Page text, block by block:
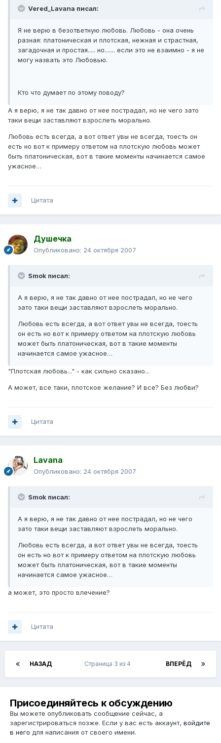
Vered_Lavana писал:
Я не верю в безответную любовь. Любовь - она очень
разная: платоническая и плотская, нежная и страстная,
загадочная и простая..... но....... если это не взаимно - я не
могу назвать это Любовью.
Кто что думает по этому поводу?
А я верю, я не так давно от нее пострадал, но не чего зато
таки вещи заставляют взрослеть морально.
Любовь есть всегда, а вот ответ увы не всегда, тоесть он
есть но вот к примеру ответом на плотскую любовь может
быть платоническая, вот в такие моменты начинается самое
ужасное…
Цитата
Душечка
Опубликовано: 24 октября 2007
Smok писал:
А я верю, я не так давно от нее пострадал, но не чего
зато таки вещи заставляют взрослеть морально.
Любовь есть всегда, а вот ответ увы не всегда, тоесть
он есть но вот к примеру ответом на плотскую любовь
может быть платоническая, вот в такие моменты
начинается самое ужасное…
"Плотская любовь..." - как сильно сказано...
А может, все таки, плотское желание? И все? Без любви?
Цитата
Lavana
Опубликовано: 24 октября 2007
Smok писал:
А я верю, я не так давно от нее пострадал, но не чего
зато таки вещи заставляют взрослеть морально.
Любовь есть всегда, а вот ответ увы не всегда, тоесть
он есть но вот к примеру ответом на плотскую любовь
может быть платоническая, вот в такие моменты
начинается самое ужасное…
а может, это просто влечение?
Цитата
НАЗАД ВПЕРЁД
Страница 3 из 4
Присоединяйтесь к обсуждению
Вы можете опубликовать сообщение сейчас, а
зарегистрироваться позже. Если у вас есть аккаунт, войдите
в него для написания от своего имени.